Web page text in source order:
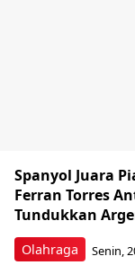
Olahraga
Spanyol Juara
Ferran Torres
Tundukkan
Senin,